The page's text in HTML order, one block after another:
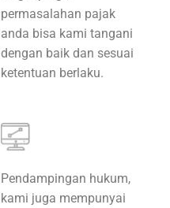
permasalahan pajak
anda bisa kami tangani
dengan baik dan sesuai
ketentuan berlaku.
Pendampingan hukum,
kami juga mempunyai